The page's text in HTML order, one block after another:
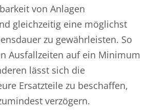
von Anlagen
gleichzeitig eine möglichst
zu gewährleisten. So
Ausfallzeiten auf ein Minimum
lässt sich die
Ersatzteile zu beschaffen,
verzögern.